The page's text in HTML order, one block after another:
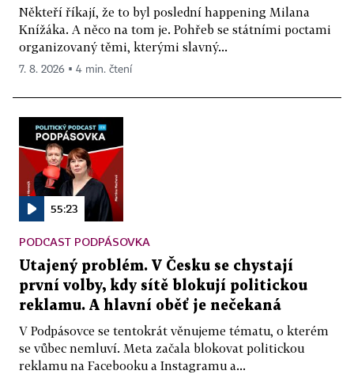
Někteří říkají, že to byl poslední happening Milana
Knížáka. A něco na tom je. Pohřeb se státními poctami
organizovaný těmi, kterými slavný...
7. 8. 2026 ▪ 4 min. čtení
55:23
PODCAST PODPÁSOVKA
Utajený problém. V Česku se chystají
první volby, kdy sítě blokují politickou
reklamu. A hlavní oběť je nečekaná
V Podpásovce se tentokrát věnujeme tématu, o kterém
se vůbec nemluví. Meta začala blokovat politickou
reklamu na Facebooku a Instagramu a...